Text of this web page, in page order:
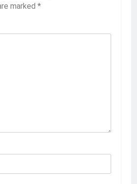
marked *